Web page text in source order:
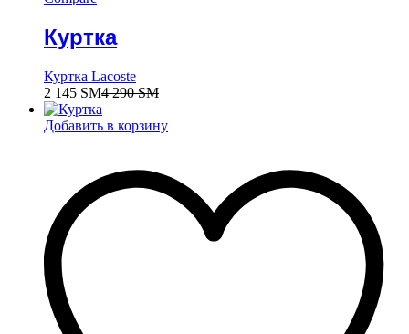
Куртка
Куртка Lacoste
2 145 ЅМ4 290ЅМ
Добавить в корзину